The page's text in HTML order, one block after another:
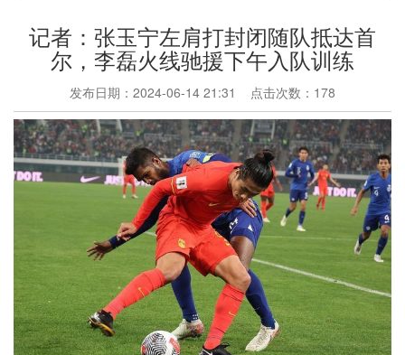
记者：张玉宁左肩打封闭随队抵达首
尔，李磊火线驰援下午入队训练
发布日期：2024-06-14 21:31 点击次数：178